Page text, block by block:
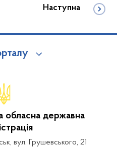
Наступна
обласна державна
вул. Грушевського, 21